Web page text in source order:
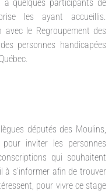
quelques participants de
les ayant accueillis.
avec le Regroupement des
personnes handicapées
députés des Moulins,
inviter les personnes
qui souhaitent
à s’informer afin de trouver
pour vivre ce stage